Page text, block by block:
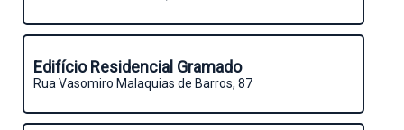
Edifício Residencial Gramado
Rua Vasomiro Malaquias de Barros, 87